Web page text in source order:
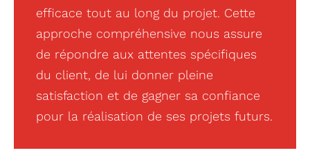
efficace tout au long du projet. Cette
approche compréhensive nous assure
de répondre aux attentes spécifiques
du client, de lui donner pleine
satisfaction et de gagner sa confiance
pour la réalisation de ses projets futurs.